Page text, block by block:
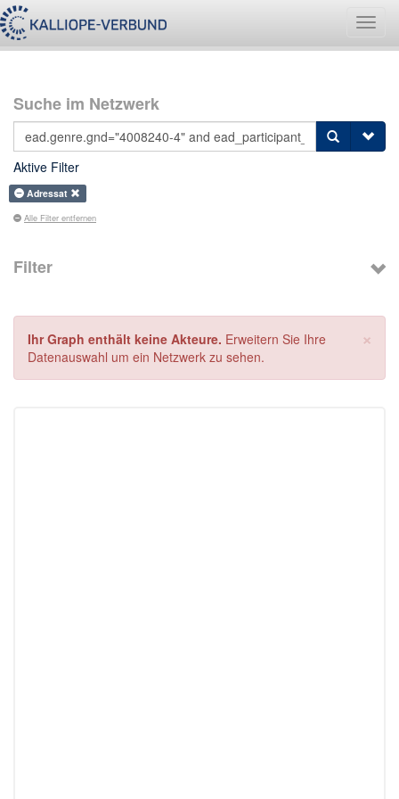
Suche im Netzwerk
Aktive Filter
Adressat
Alle Filter entfernen
Filter
×
Ihr Graph enthält keine Akteure. Erweitern Sie Ihre
Datenauswahl um ein Netzwerk zu sehen.